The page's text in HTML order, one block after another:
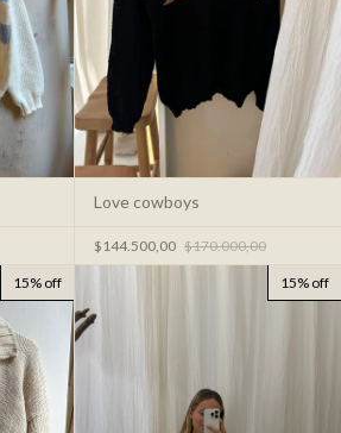
Love cowboys
$144.500,00 $170.000,00
15% off 15% off